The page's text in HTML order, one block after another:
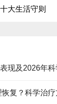
大生活守则
现及2026年
复？科学治